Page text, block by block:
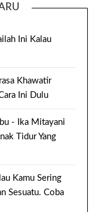
Ini Kalau
Khawatir
Ini Dulu
- Ika Mitayani
Tidur Yang
Kamu Sering
Sesuatu. Coba